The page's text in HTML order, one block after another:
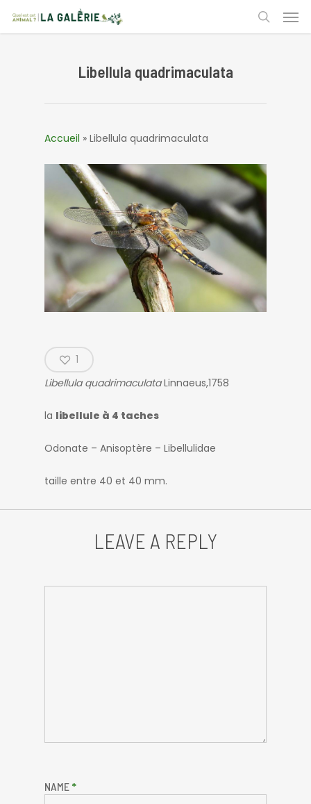
main
search
Libellula quadrimaculata
Accueil » Libellula quadrimaculata
1
Libellula quadrimaculataLinnaeus,1758
la libellule à 4 taches
Odonate – Anisoptère – Libellulidae
taille entre 40 et 40 mm.
LEAVE A REPLY
NAME *